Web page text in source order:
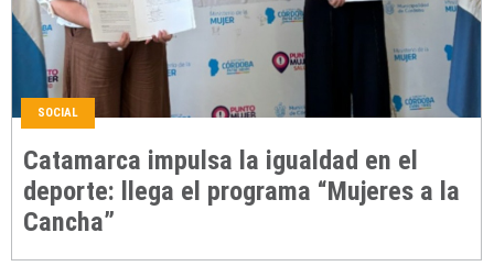
SOCIAL
Catamarca impulsa la igualdad en el
deporte: llega el programa “Mujeres a la
Cancha”